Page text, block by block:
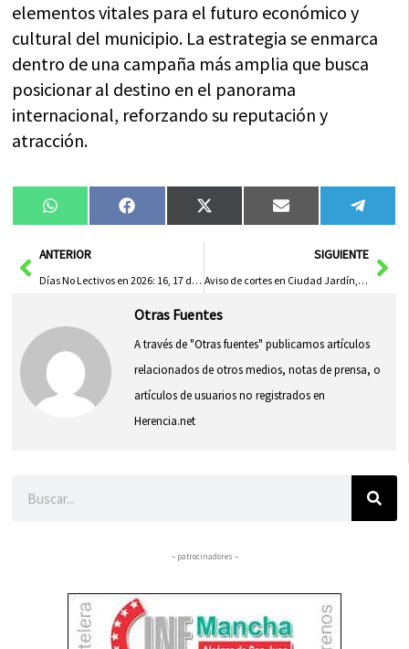
elementos vitales para el futuro económico y
cultural del municipio. La estrategia se enmarca
dentro de una campaña más amplia que busca
posicionar al destino en el panorama
internacional, reforzando su reputación y
atracción.
Compartir
en
WhatsAppCompartir
en
FacebookCompartir
en
X
(Twitter)
Compartir
en
Email
en
AntANTERIOR
Días No Lectivos en 2026: 16, 17 de Febrero y 5 de Junio Designados por el Consejo Escolar Municipal
SIGUIENTE
Aviso de cortes en Ciudad Jardín, Red Virtus y sectores de Barriada de las 600
Otras Fuentes
A través de "Otras fuentes" publicamos artículos
relacionados de otros medios, notas de prensa, o
artículos de usuarios no registrados en
Herencia.net
– patrocinadores –